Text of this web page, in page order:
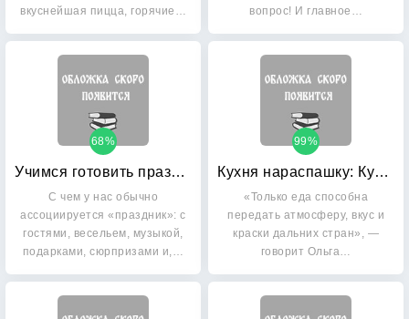
вкуснейшая пицца, горячие…
вопрос! И главное…
Учимся готовить праздничные блюда
68%
С чем у нас обычно
ассоциируется «праздник»: с
гостями, весельем, музыкой,
подарками, сюрпризами и,…
Кухня нараспашку: Кулинарные идеи со всего света
99%
«Только еда способна
передать атмосферу, вкус и
краски дальних стран», —
говорит Ольга…